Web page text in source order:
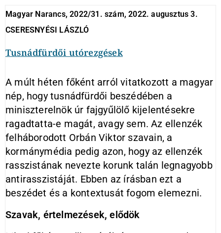
Magyar Narancs, 2022/31. szám, 2022. augusztus 3.
CSERESNYÉSI LÁSZLÓ
Tusnádfürdői utórezgések
A múlt héten főként arról vitatkozott a magyar
nép, hogy tusnádfürdői beszédében a
miniszterelnök úr fajgyűlölő kijelentésekre
ragadtatta-e magát, avagy sem. Az ellenzék
felháborodott Orbán Viktor szavain, a
kormánymédia pedig azon, hogy az ellenzék
rasszistának nevezte korunk talán legnagyobb
antirasszistáját. Ebben az írásban ezt a
beszédet és a kontextusát fogom elemezni.
Szavak, értelmezések, elődök